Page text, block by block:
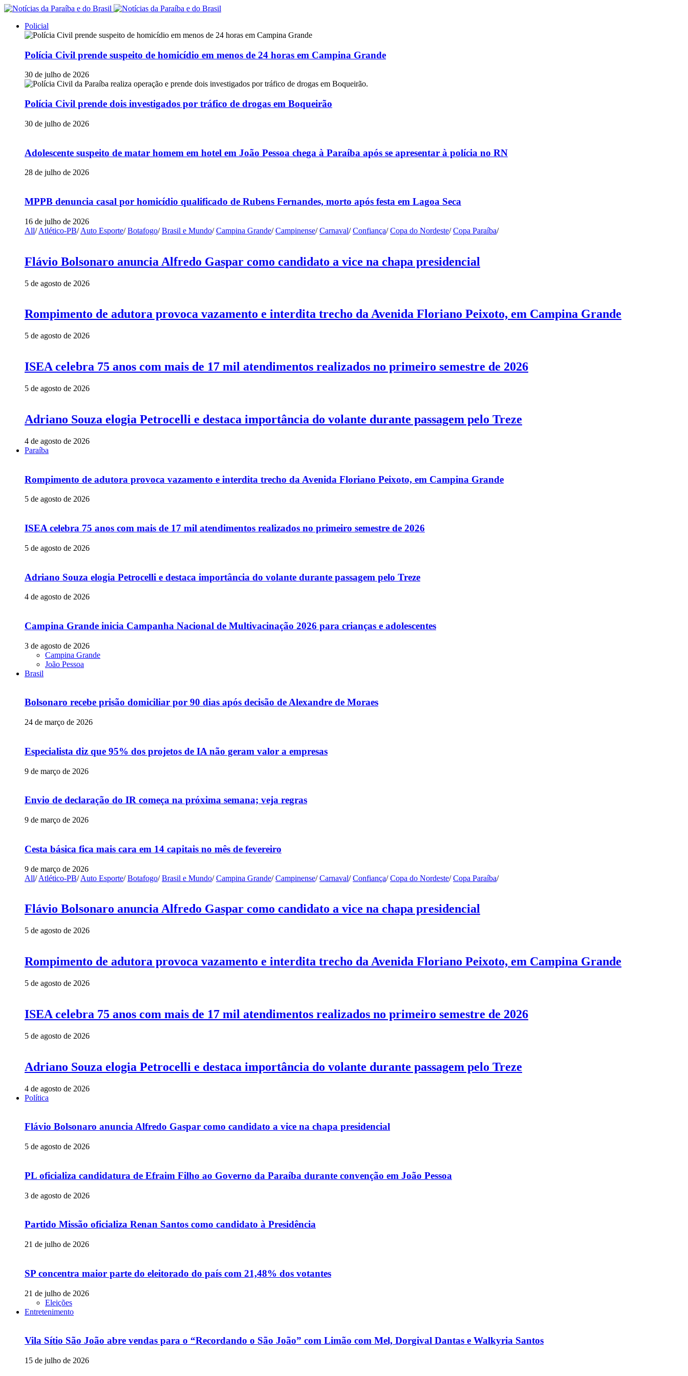
Policial
Polícia Civil prende suspeito de homicídio em menos de 24 horas em Campina Grande
30 de julho de 2026
Polícia Civil prende dois investigados por tráfico de drogas em Boqueirão
30 de julho de 2026
Adolescente suspeito de matar homem em hotel em João Pessoa chega à Paraíba após se apresentar à polícia no RN
28 de julho de 2026
MPPB denuncia casal por homicídio qualificado de Rubens Fernandes, morto após festa em Lagoa Seca
16 de julho de 2026
All/ Atlético-PB/ Auto Esporte/ Botafogo/ Brasil e Mundo/ Campina Grande/ Campinense/ Carnaval/ Confiança/ Copa do Nordeste/ Copa Paraíba/
Flávio Bolsonaro anuncia Alfredo Gaspar como candidato a vice na chapa presidencial
5 de agosto de 2026
Rompimento de adutora provoca vazamento e interdita trecho da Avenida Floriano Peixoto, em Campina Grande
5 de agosto de 2026
ISEA celebra 75 anos com mais de 17 mil atendimentos realizados no primeiro semestre de 2026
5 de agosto de 2026
Adriano Souza elogia Petrocelli e destaca importância do volante durante passagem pelo Treze
4 de agosto de 2026
Paraíba
Rompimento de adutora provoca vazamento e interdita trecho da Avenida Floriano Peixoto, em Campina Grande
5 de agosto de 2026
ISEA celebra 75 anos com mais de 17 mil atendimentos realizados no primeiro semestre de 2026
5 de agosto de 2026
Adriano Souza elogia Petrocelli e destaca importância do volante durante passagem pelo Treze
4 de agosto de 2026
Campina Grande inicia Campanha Nacional de Multivacinação 2026 para crianças e adolescentes
3 de agosto de 2026
Campina Grande
João Pessoa
Brasil
Bolsonaro recebe prisão domiciliar por 90 dias após decisão de Alexandre de Moraes
24 de março de 2026
Especialista diz que 95% dos projetos de IA não geram valor a empresas
9 de março de 2026
Envio de declaração do IR começa na próxima semana; veja regras
9 de março de 2026
Cesta básica fica mais cara em 14 capitais no mês de fevereiro
9 de março de 2026
All/ Atlético-PB/ Auto Esporte/ Botafogo/ Brasil e Mundo/ Campina Grande/ Campinense/ Carnaval/ Confiança/ Copa do Nordeste/ Copa Paraíba/
Flávio Bolsonaro anuncia Alfredo Gaspar como candidato a vice na chapa presidencial
5 de agosto de 2026
Rompimento de adutora provoca vazamento e interdita trecho da Avenida Floriano Peixoto, em Campina Grande
5 de agosto de 2026
ISEA celebra 75 anos com mais de 17 mil atendimentos realizados no primeiro semestre de 2026
5 de agosto de 2026
Adriano Souza elogia Petrocelli e destaca importância do volante durante passagem pelo Treze
4 de agosto de 2026
Política
Flávio Bolsonaro anuncia Alfredo Gaspar como candidato a vice na chapa presidencial
5 de agosto de 2026
PL oficializa candidatura de Efraim Filho ao Governo da Paraíba durante convenção em João Pessoa
3 de agosto de 2026
Partido Missão oficializa Renan Santos como candidato à Presidência
21 de julho de 2026
SP concentra maior parte do eleitorado do país com 21,48% dos votantes
21 de julho de 2026
Eleições
Entretenimento
Vila Sítio São João abre vendas para o “Recordando o São João” com Limão com Mel, Dorgival Dantas e Walkyria Santos
15 de julho de 2026